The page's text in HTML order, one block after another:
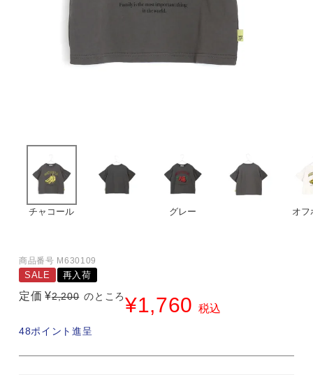
チャコール グレー
オフ
商品番号 M630109
SALE 再入荷
定価 ¥2,200 のところ¥1,760 税込
48ポイント進呈